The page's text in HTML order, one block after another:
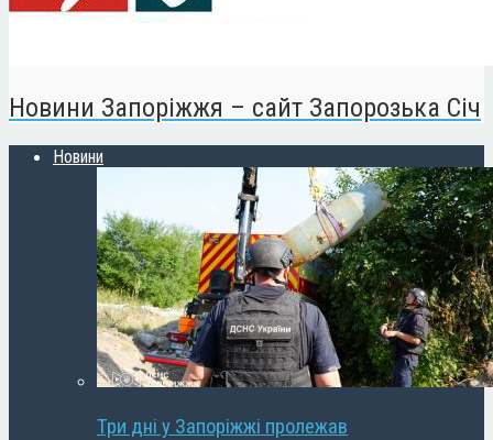
Новини Запоріжжя – сайт Запорозька Січ
Новини
Три дні у Запоріжжі пролежав